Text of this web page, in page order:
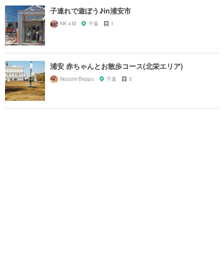
子連れで遊ぼう♪in浦安市
NK４M 千葉 1
浦安 赤ちゃんとお散歩コース(北栄エリア)
Nozomi Beppu 千葉 3